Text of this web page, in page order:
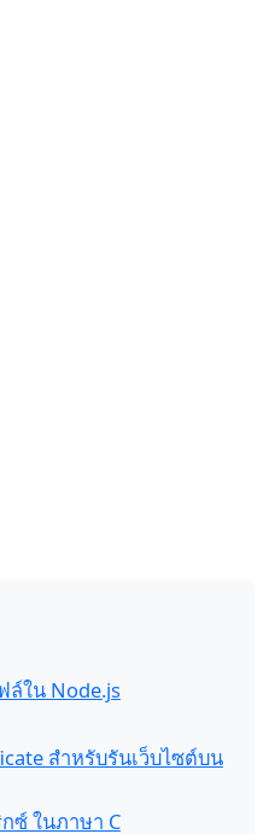
ล์ใน Node.js
สำหรับรันเว็บไซต์บน
ซ์ ในภาษา C